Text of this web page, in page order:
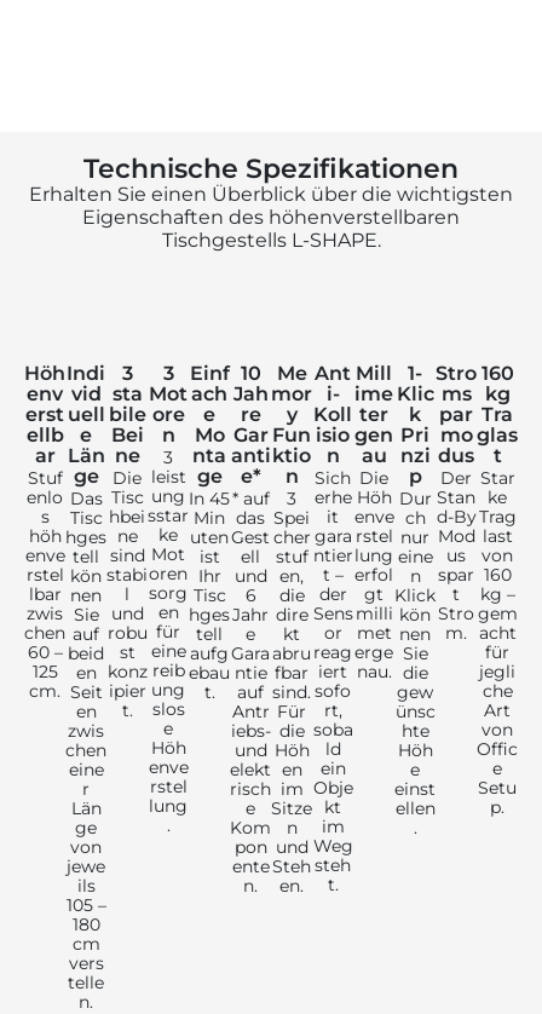
Technische Spezifikationen
Erhalten Sie einen Überblick über die wichtigsten
Eigenschaften des höhenverstellbaren
Tischgestells L-SHAPE.
Höh
env
erst
ellb
ar
Stuf
enlo
s
höh
enve
rstel
lbar
zwis
chen
60 –
125
cm.
Indi
vid
uell
e
Län
ge
Das
Tisc
hges
tell
kön
nen
Sie
auf
beid
en
Seit
en
zwis
chen
eine
r
Län
ge
von
jewe
ils
105 –
180
cm
vers
telle
n.
3
sta
bile
Bei
ne
Die
Tisc
hbei
ne
sind
stabi
l
und
robu
st
konz
ipier
t.
3
Mot
ore
n
3
leist
ung
sstar
ke
Mot
oren
sorg
en
für
eine
reib
ung
slos
e
Höh
enve
rstel
lung
.
Einf
ach
e
Mo
nta
ge
In 45
Min
uten
ist
Ihr
Tisc
hges
tell
aufg
ebau
t.
10
Jah
re
Gar
anti
e*
* auf
das
Gest
ell
und
6
Jahr
e
Gara
ntie
auf
Antr
iebs-
und
elekt
risch
e
Kom
pon
ente
n.
Me
mor
y
Fun
ktio
n
3
Spei
cher
stuf
en,
die
dire
kt
abru
fbar
sind.
Für
die
Höh
en
im
Sitze
n
und
Steh
en.
Ant
i-
Koll
isio
n
Sich
erhe
it
gara
ntier
t –
der
Sens
or
reag
iert
sofo
rt,
soba
ld
ein
Obje
kt
im
Weg
steh
t.
Mill
ime
ter
gen
au
Die
Höh
enve
rstel
lung
erfol
gt
milli
met
erge
nau.
1-
Klic
k
Pri
nzi
p
Dur
ch
nur
eine
n
Klick
kön
nen
Sie
die
gew
ünsc
hte
Höh
e
einst
ellen
.
Stro
ms
par
mo
dus
Der
Stan
d-By
Mod
us
spar
t
Stro
m.
160
kg
Tra
glas
t
Star
ke
Trag
last
von
160
kg –
gem
acht
für
jegli
che
Art
von
Offic
e
Setu
p.